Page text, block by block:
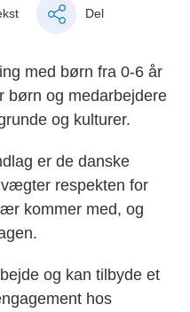
Del
med børn fra 0-6 år
børn og medarbejdere
og kulturer.
er de danske
respekten for
kommer med, og
og kan tilbyde et
hos